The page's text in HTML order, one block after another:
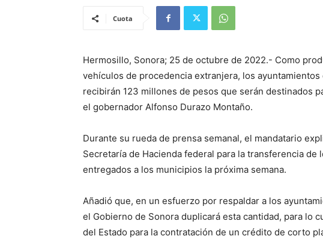
Cuota
Hermosillo, Sonora; 25 de octubre de 2022.- Como
vehículos de procedencia extranjera, los
recibirán 123 millones de pesos que serán destinados
el gobernador Alfonso Durazo Montaño.
Durante su rueda de prensa semanal, el mandatario
Secretaría de Hacienda federal para la transferencia de
entregados a los municipios la próxima semana.
Añadió que, en un esfuerzo por respaldar a los
el Gobierno de Sonora duplicará esta cantidad, para lo
del Estado para la contratación de un crédito de corto